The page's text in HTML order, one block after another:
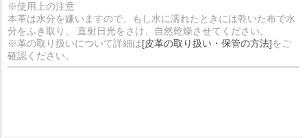
※使用上の注意
本革は水分を嫌いますので、もし水に濡れたときには乾いた布で水
分をふき取り、 直射日光をさけ、自然乾燥させてください。
※革の取り扱いについて詳細は[皮革の取り扱い・保管の方法]をご
確認ください。